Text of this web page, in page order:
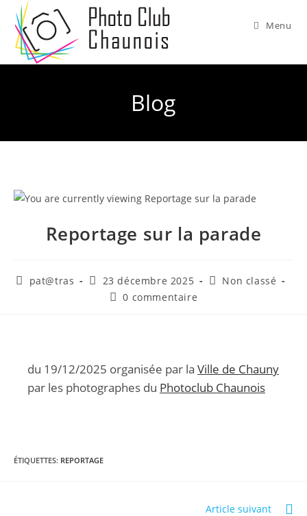
content
Menu
Blog
Reportage sur la parade
Auteur/autrice
pat@tras
Publication
publiée :
23 décembre 2025
PostNon classé
Commentaires
0 commentaire
du 19/12/2025 organisée par la Ville de Chauny
par les photographes du Photoclub Chaunois
ÉTIQUETTES: REPORTAGE
Article suivant